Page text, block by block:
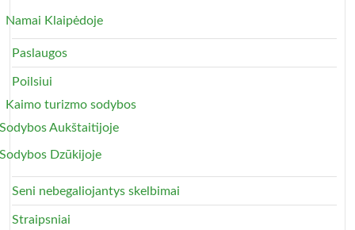
Namai Klaipėdoje
Paslaugos
Poilsiui
Kaimo turizmo sodybos
Sodybos Aukštaitijoje
Sodybos Dzūkijoje
Seni nebegaliojantys skelbimai
Straipsniai